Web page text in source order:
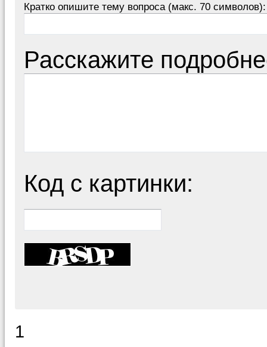
Кратко опишите тему вопроса (макс. 70 символов):
Расскажите
Код с картинки:
1